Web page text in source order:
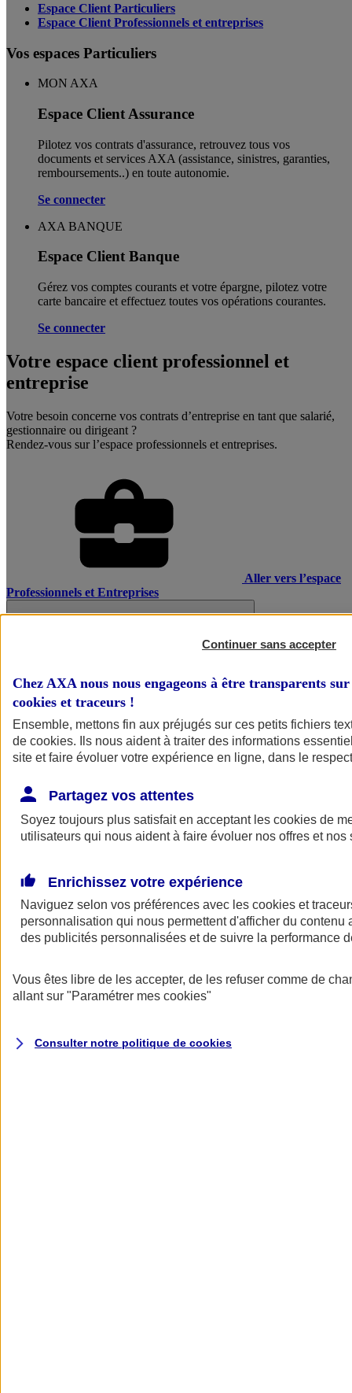
Espace Client Particuliers
Espace Client Professionnels et entreprises
Vos espaces Particuliers
MON AXA
Espace Client Assurance
Pilotez vos contrats d'assurance, retrouvez tous vos
documents et services AXA (assistance, sinistres, garanties,
remboursements..) en toute autonomie. ​
Se connecter
AXA BANQUE
Espace Client Banque
Gérez vos comptes courants et votre épargne, pilotez votre
carte bancaire et effectuez toutes vos opérations courantes.
Se connecter
Votre espace client professionnel et
entreprise
Votre besoin concerne vos contrats d’entreprise en tant que salarié,
gestionnaire ou dirigeant ?
Rendez-vous sur l’espace professionnels et entreprises.
Aller vers l’espace
Professionnels et Entreprises
AXA Assurance
Continuer sans accepter
Chez AXA nous nous engageons à être transparents
cookies et traceurs !
Ensemble, mettons fin aux préjugés sur ces petits fichiers
de cookies. Ils nous aident à traiter des informations
site et faire évoluer votre expérience en ligne, dans le
Partagez vos attentes
Soyez toujours plus satisfait en acceptant les cookies de
utilisateurs qui nous aident à faire évoluer nos offres et nos
Enrichissez votre expérience
Naviguez selon vos préférences avec les cookies et
personnalisation qui nous permettent d'afficher du contenu
des publicités personnalisées et de suivre la performance
Vous êtes libre de les accepter, de les refuser comme de
allant sur "Paramétrer mes cookies"
Consulter notre politique de cookies